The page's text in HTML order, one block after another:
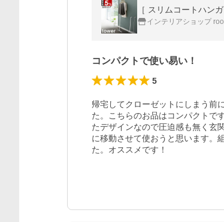
［ スリムコートハン
インテリアショップ
コンパクトで使い易い！
5
帰宅してクローゼットにしまう前
た。こちらのお品はコンパクトで
たデザインなので圧迫感も無く玄
に移動させて使おうと思います。
た。オススメです！